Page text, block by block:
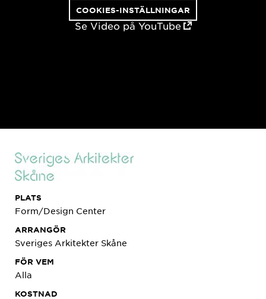
COOKIES-INSTÄLLNINGAR
Se Video på YouTube
PLATS
Form/Design Center
ARRANGÖR
Sveriges Arkitekter Skåne
FÖR VEM
Alla
KOSTNAD